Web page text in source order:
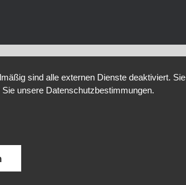
sind alle externen Dienste deaktiviert. Sie
unsere Datenschutzbestimmungen.